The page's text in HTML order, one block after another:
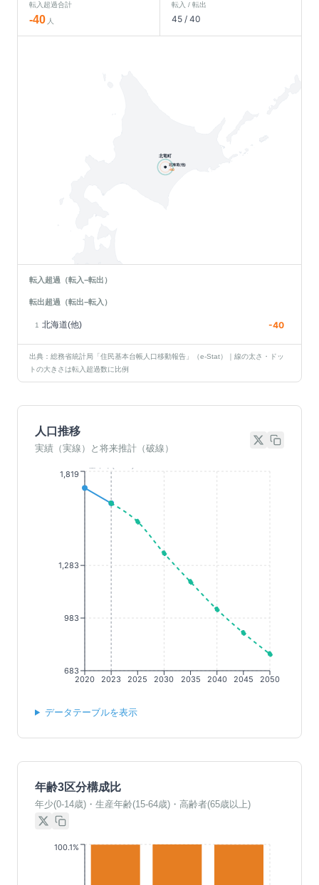
転入超過合計
-40 人
転入 / 転出
45/ 40
北海道(他)
-40
北竜町
転入超過（転入−転出）
転出超過（転出−転入）
1 北海道(他) -40
出典：総務省統計局「住民基本台帳人口移動報告」（e-Stat）｜線の太さ・ドッ
トの大きさは転入超過数に比例
人口推移
実績（実線）と将来推計（破線）
2020 2023 2025 2030 2035 2040 2045 2050
683
983
1,283
1,819
データテーブルを表示
年齢3区分構成比
年少(0-14歳)・生産年齢(15-64歳)・高齢者(65歳以上)
100.1%